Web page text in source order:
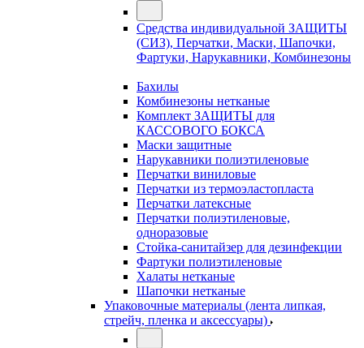
Средства индивидуальной ЗАЩИТЫ
(СИЗ), Перчатки, Маски, Шапочки,
Фартуки, Нарукавники, Комбинезоны
Бахилы
Комбинезоны нетканые
Комплект ЗАЩИТЫ для
КАССОВОГО БОКСА
Маски защитные
Нарукавники полиэтиленовые
Перчатки виниловые
Перчатки из термоэластопласта
Перчатки латексные
Перчатки полиэтиленовые,
одноразовые
Стойка-санитайзер для дезинфекции
Фартуки полиэтиленовые
Халаты нетканые
Шапочки нетканые
Упаковочные материалы (лента липкая,
стрейч, пленка и аксессуары)